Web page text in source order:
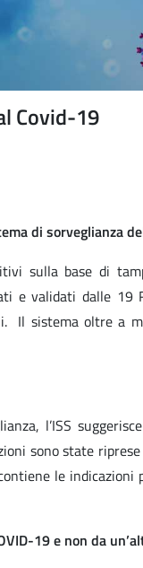
Covid-19
di sorveglianza
sulla base di
validati dalle 19
Il sistema oltre a
l’ISS
sono state
le indicazioni
19 e non da